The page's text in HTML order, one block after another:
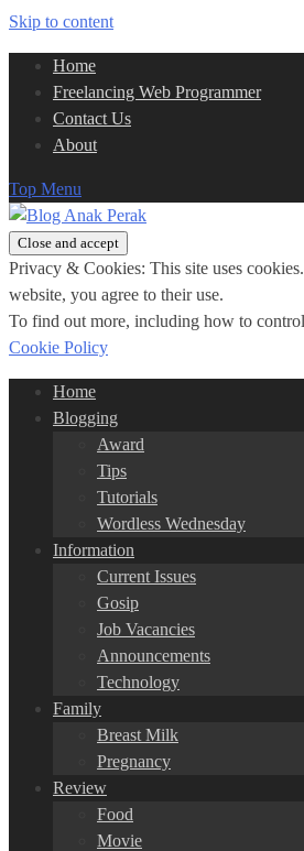
Skip to content
Home
Freelancing Web Programmer
Contact Us
About
Top Menu
Privacy & Cookies: This site uses
website, you agree to their use.
To find out more, including how to control
Cookie Policy
Home
Blogging
Award
Tips
Tutorials
Wordless Wednesday
Information
Current Issues
Gosip
Job Vacancies
Announcements
Technology
Family
Breast Milk
Pregnancy
Review
Food
Movie